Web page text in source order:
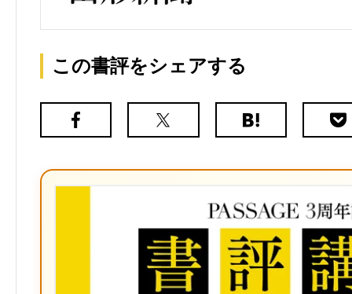
この書評をシェアする
Facebook
X（旧
は
ク
マ
ー
ク